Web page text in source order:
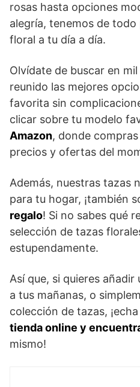
rosas hasta opciones
alegría, tenemos de
floral a tu día a día.
Olvídate de buscar en
reunido las mejores
favorita sin
clicar sobre tu modelo
Amazon, donde
precios y ofertas del
Además, nuestras tazas
para tu hogar, ¡también
regalo! Si no sabes qué
selección de tazas
estupendamente.
Así que, si quieres
a tus mañanas, o
colección de tazas,
tienda online y
mismo!